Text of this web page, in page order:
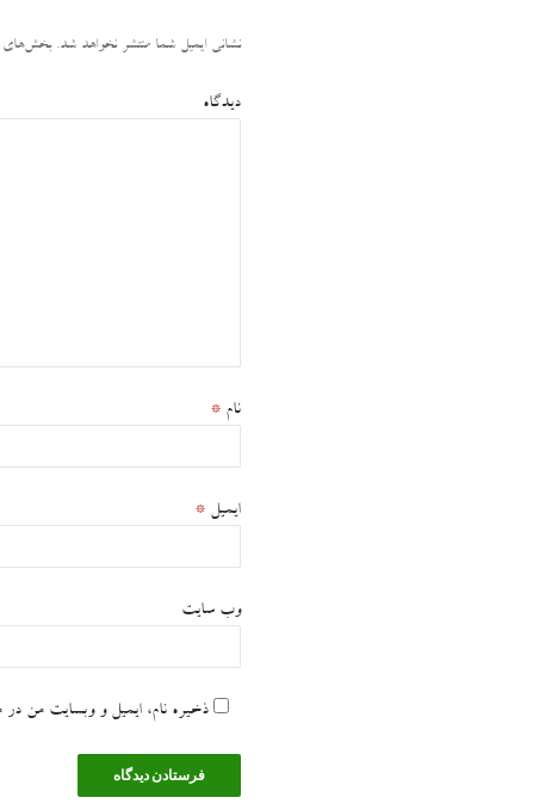
نشانی ایمیل شما منتشر نخواهد شد. بخش‌های
دیدگاه
نام *
ایمیل *
وب‌ سایت
ذخیره نام، ایمیل و وبسایت من